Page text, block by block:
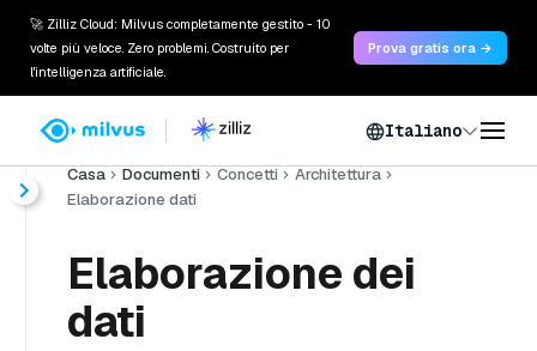
🚀 Zilliz Cloud: Milvus completamente gestito - 10
volte più veloce. Zero problemi. Costruito per
l'intelligenza artificiale.
Prova gratis ora →
Italiano
Casa Documenti Concetti
Architettura
Elaborazione dati
Elaborazione dei
dati